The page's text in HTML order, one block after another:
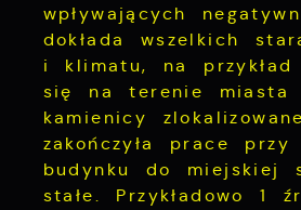
wpływających
dokłada wszelkich
i klimatu, na przykład
się na terenie miasta
kamienicy
zakończyła prace przy
budynku do miejskiej
stałe. Przykładowo 1